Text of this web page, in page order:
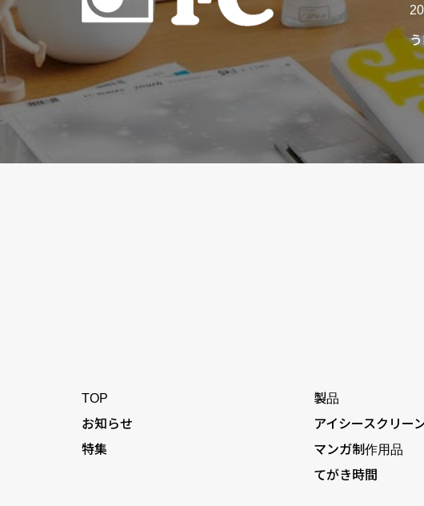
TOP
お知らせ
特集
製品
アイシースクリー
マンガ制作用品
てがき時間